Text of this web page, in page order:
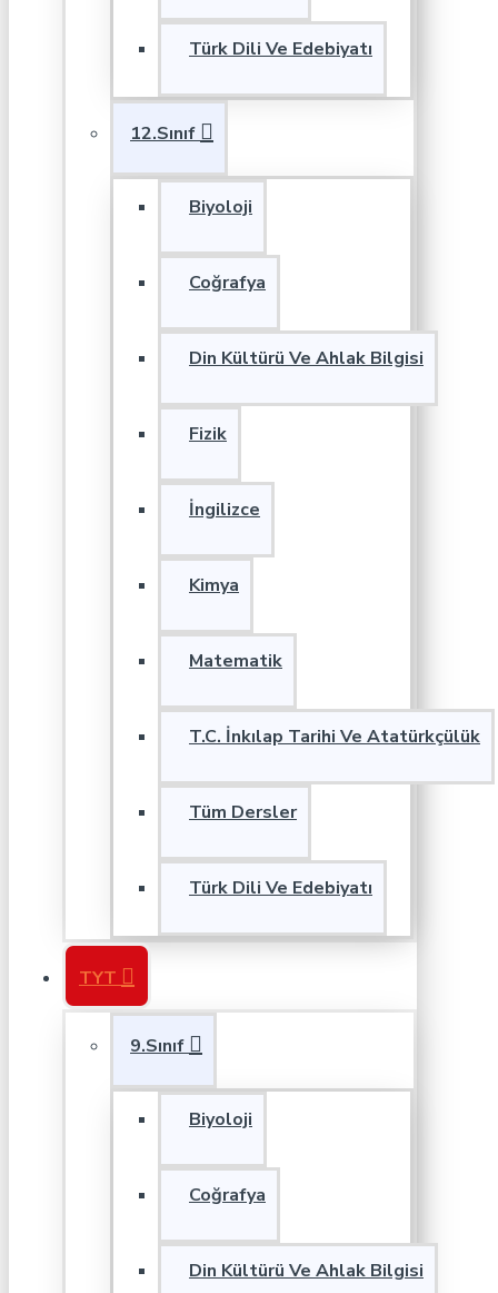
Türk Dili Ve Edebiyatı
12.Sınıf
Biyoloji
Coğrafya
Din Kültürü Ve Ahlak Bilgisi
Fizik
İngilizce
Kimya
Matematik
T.C. İnkılap Tarihi Ve Atatürkçülük
Tüm Dersler
Türk Dili Ve Edebiyatı
TYT
9.Sınıf
Biyoloji
Coğrafya
Din Kültürü Ve Ahlak Bilgisi